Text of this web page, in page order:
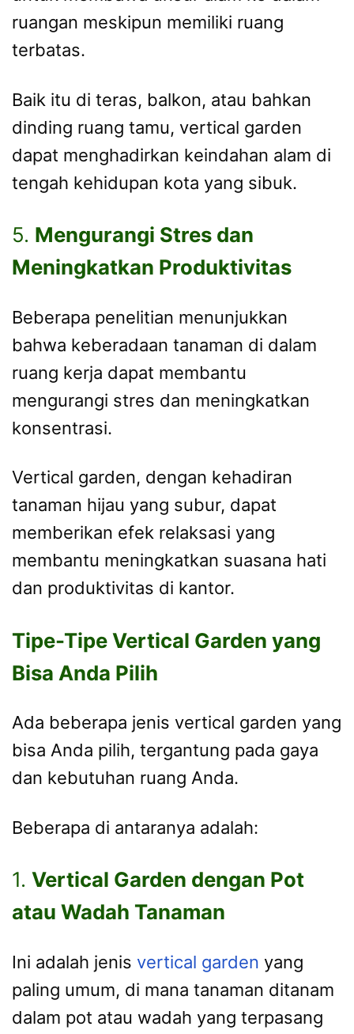
ruangan meskipun memiliki ruang
terbatas.
Baik itu di teras, balkon, atau bahkan
dinding ruang tamu, vertical garden
dapat menghadirkan keindahan alam di
tengah kehidupan kota yang sibuk.
5. Mengurangi Stres dan
Meningkatkan Produktivitas
Beberapa penelitian menunjukkan
bahwa keberadaan tanaman di dalam
ruang kerja dapat membantu
mengurangi stres dan meningkatkan
konsentrasi.
Vertical garden, dengan kehadiran
tanaman hijau yang subur, dapat
memberikan efek relaksasi yang
membantu meningkatkan suasana hati
dan produktivitas di kantor.
Tipe-Tipe Vertical Garden yang
Bisa Anda Pilih
Ada beberapa jenis vertical garden yang
bisa Anda pilih, tergantung pada gaya
dan kebutuhan ruang Anda.
Beberapa di antaranya adalah:
1. Vertical Garden dengan Pot
atau Wadah Tanaman
Ini adalah jenis vertical garden yang
paling umum, di mana tanaman ditanam
dalam pot atau wadah yang terpasang